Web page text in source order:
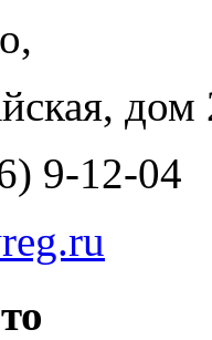
дом
9-12-04